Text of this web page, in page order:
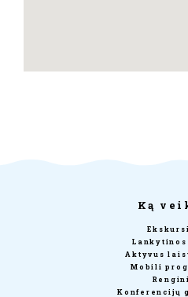
Ką
Lankytinos
Aktyvus
Mobili
Konferencijų